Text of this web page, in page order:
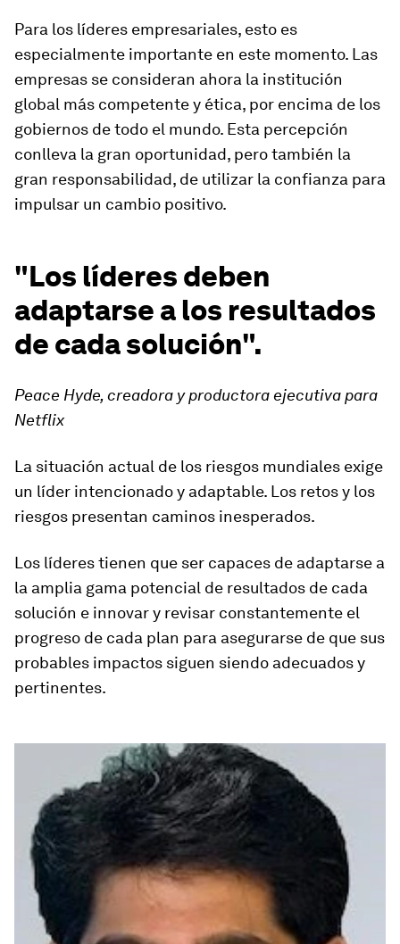
Para los líderes empresariales, esto es
especialmente importante en este momento. Las
empresas se consideran ahora la institución
global más competente y ética, por encima de los
gobiernos de todo el mundo. Esta percepción
conlleva la gran oportunidad, pero también la
gran responsabilidad, de utilizar la confianza para
impulsar un cambio positivo.
"Los líderes deben
adaptarse a los resultados
de cada solución".
Peace Hyde, creadora y productora ejecutiva para
Netflix
La situación actual de los riesgos mundiales exige
un líder intencionado y adaptable. Los retos y los
riesgos presentan caminos inesperados.
Los líderes tienen que ser capaces de adaptarse a
la amplia gama potencial de resultados de cada
solución e innovar y revisar constantemente el
progreso de cada plan para asegurarse de que sus
probables impactos siguen siendo adecuados y
pertinentes.